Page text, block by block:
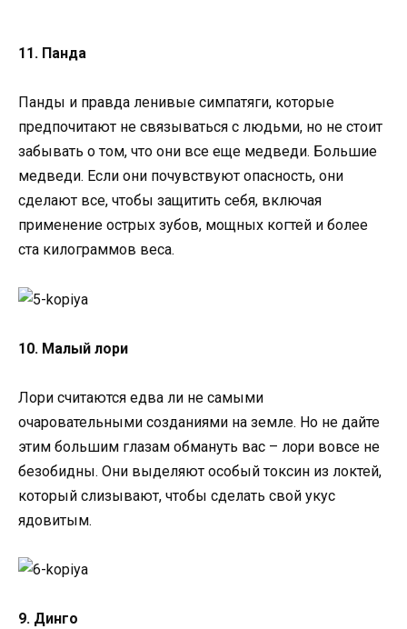
11. Панда
Панды и правда ленивые симпатяги, которые
предпочитают не связываться с людьми, но не стоит
забывать о том, что они все еще медведи. Большие
медведи. Если они почувствуют опасность, они
сделают все, чтобы защитить себя, включая
применение острых зубов, мощных когтей и более
ста килограммов веса.
10. Малый лори
Лори считаются едва ли не самыми
очаровательными созданиями на земле. Но не дайте
этим большим глазам обмануть вас – лори вовсе не
безобидны. Они выделяют особый токсин из локтей,
который слизывают, чтобы сделать свой укус
ядовитым.
9. Динго